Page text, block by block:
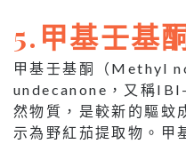
5. 甲基壬基
甲基壬基酮（Methyl
undecanone，又稱
然物質，是較新的驅蚊
示為野紅茄提取物。甲